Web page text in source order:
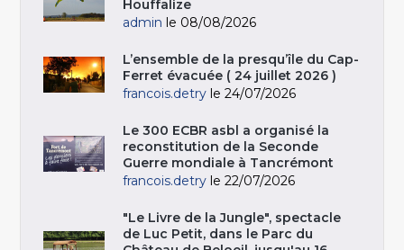
Houffalize
admin le 08/08/2026
L’ensemble de la presqu’île du Cap-
Ferret évacuée ( 24 juillet 2026 )
francois.detry le 24/07/2026
Le 300 ECBR asbl a organisé la
reconstitution de la Seconde
Guerre mondiale à Tancrémont
francois.detry le 22/07/2026
"Le Livre de la Jungle", spectacle
de Luc Petit, dans le Parc du